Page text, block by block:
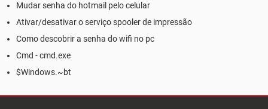
Mudar senha do hotmail pelo celular
Ativar/desativar o serviço spooler de impressão
Como descobrir a senha do wifi no pc
Cmd - cmd.exe
$Windows.~bt